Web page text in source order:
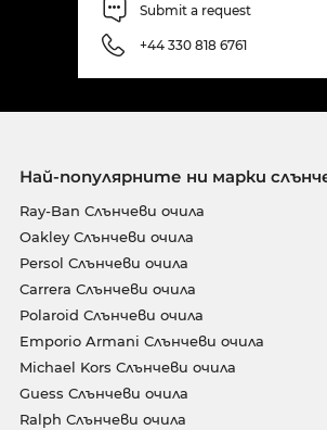
Submit a request
+44 330 818 6761
Най-популярните ни марки
Ray-Ban Слънчеви очила
Oakley Слънчеви очила
Persol Слънчеви очила
Carrera Слънчеви очила
Polaroid Слънчеви очила
Emporio Armani Слънчеви очила
Michael Kors Слънчеви очила
Guess Слънчеви очила
Ralph Слънчеви очила